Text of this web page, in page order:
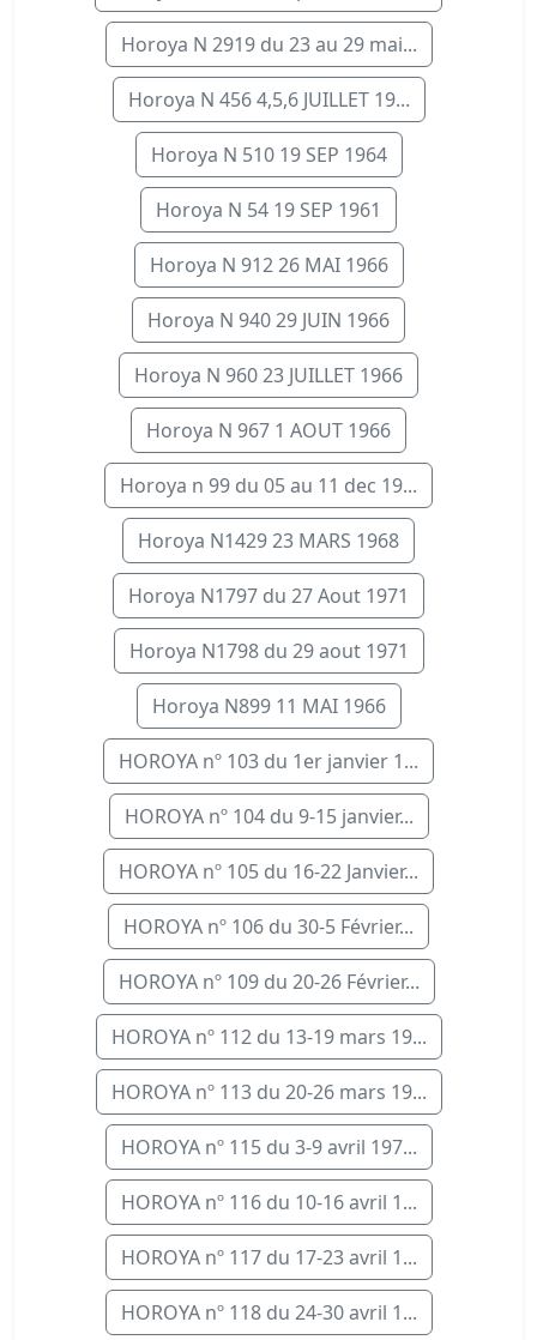
Horoya N 2919 du 23 au 29 mai...
Horoya N 456 4,5,6 JUILLET 19...
Horoya N 510 19 SEP 1964
Horoya N 54 19 SEP 1961
Horoya N 912 26 MAI 1966
Horoya N 940 29 JUIN 1966
Horoya N 960 23 JUILLET 1966
Horoya N 967 1 AOUT 1966
Horoya n 99 du 05 au 11 dec 19...
Horoya N1429 23 MARS 1968
Horoya N1797 du 27 Aout 1971
Horoya N1798 du 29 aout 1971
Horoya N899 11 MAI 1966
HOROYA nº 103 du 1er janvier 1...
HOROYA nº 104 du 9-15 janvier...
HOROYA nº 105 du 16-22 Janvier...
HOROYA nº 106 du 30-5 Février...
HOROYA nº 109 du 20-26 Février...
HOROYA nº 112 du 13-19 mars 19...
HOROYA nº 113 du 20-26 mars 19...
HOROYA nº 115 du 3-9 avril 197...
HOROYA nº 116 du 10-16 avril 1...
HOROYA nº 117 du 17-23 avril 1...
HOROYA nº 118 du 24-30 avril 1...